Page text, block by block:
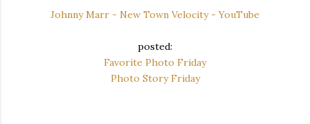
Johnny Marr - New Town Velocity - YouTube
posted:
Favorite Photo Friday
Photo Story Friday